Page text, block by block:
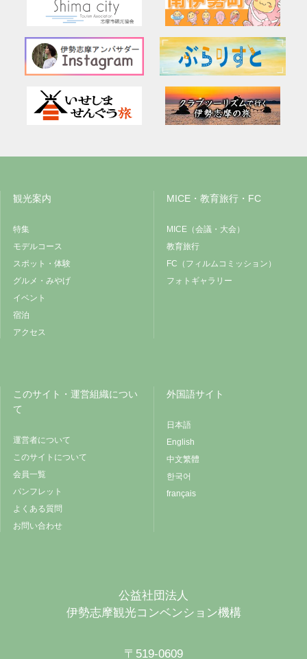
観光案内
特集
モデルコース
スポット・体験
グルメ・みやげ
イベント
宿泊
アクセス
MICE・教育旅行・FC
MICE（会議・大会）
教育旅行
FC（フィルムコミッション）
フォトギャラリー
このサイト・運営組織につい
て
運営者について
このサイトについて
会員一覧
パンフレット
よくある質問
お問い合わせ
外国語サイト
日本語
English
中文繁體
한국어
français
公益社団法人
伊勢志摩観光コンベンション機構
〒519-0609